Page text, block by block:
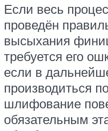
Если весь
проведён
высыхания
требуется его
если в
производиться
шлифование
обязательным